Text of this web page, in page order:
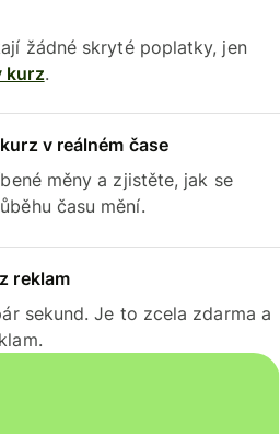
žádné skryté poplatky, jen
kurz.
v reálném čase
měny a zjistěte, jak se
času mění.
reklam
sekund. Je to zcela zdarma a